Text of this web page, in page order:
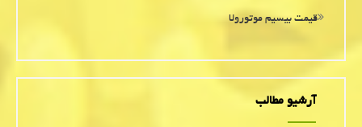
قیمت بیسیم موتورولا
آرشیو مطالب